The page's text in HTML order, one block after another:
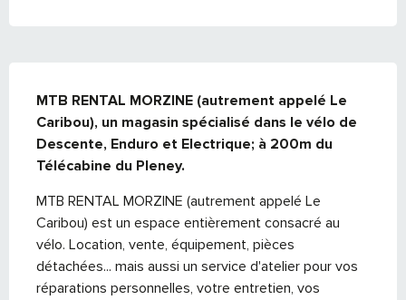
MTB RENTAL MORZINE (autrement appelé Le
Caribou), un magasin spécialisé dans le vélo de
Descente, Enduro et Electrique; à 200m du
Télécabine du Pleney.
MTB RENTAL MORZINE (autrement appelé Le
Caribou) est un espace entièrement consacré au
vélo. Location, vente, équipement, pièces
détachées... mais aussi un service d'atelier pour vos
réparations personnelles, votre entretien, vos